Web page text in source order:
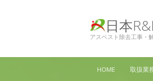
日本
アスベスト除去工事・
HOME 取扱業